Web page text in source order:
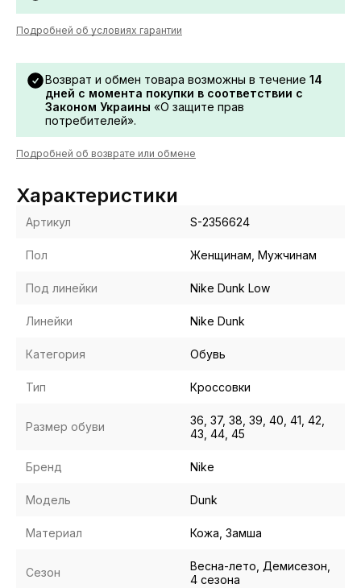
Подробней об условиях гарантии
Возврат и обмен товара возможны в течение 14
дней с момента покупки в соответствии с
Законом Украины «О защите прав
потребителей».
Подробней об возврате или обмене
Характеристики
Артикул S-2356624
Пол Женщинам, Мужчинам
Под линейки Nike Dunk Low
Линейки Nike Dunk
Категория Обувь
Тип Кроссовки
Размер обуви
36, 37, 38, 39, 40, 41, 42,
43, 44, 45
Бренд Nike
Модель Dunk
Материал Кожа, Замша
Сезон
Весна-лето, Демисезон,
4 сезона